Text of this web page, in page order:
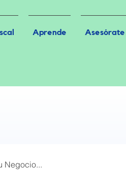
Aprende Asesórate
Negocio...